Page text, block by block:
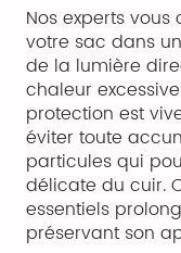
Nos experts
votre sac dans
de la lumière
chaleur
protection est
éviter toute
particules qui
délicate du cuir.
essentiels
préservant son